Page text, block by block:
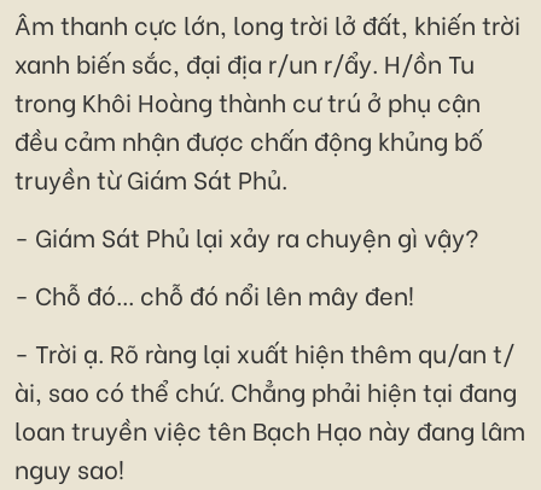
Âm thanh cực lớn, long trời lở đất, khiến trời
xanh biến sắc, đại địa r/un r/ẩy. H/ồn Tu
trong Khôi Hoàng thành cư trú ở phụ cận
đều cảm nhận được chấn động khủng bố
truyền từ Giám Sát Phủ.
- Giám Sát Phủ lại xảy ra chuyện gì vậy?
- Chỗ đó... chỗ đó nổi lên mây đen!
- Trời ạ. Rõ ràng lại xuất hiện thêm qu/an t/
ài, sao có thể chứ. Chẳng phải hiện tại đang
loan truyền việc tên Bạch Hạo này đang lâm
nguy sao!